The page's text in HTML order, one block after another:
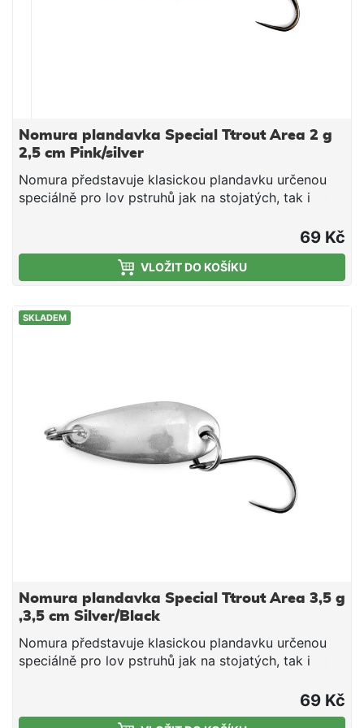
Nomura plandavka Special Ttrout Area 2 g
2,5 cm Pink/silver
Nomura představuje klasickou plandavku určenou
speciálně pro lov pstruhů jak na stojatých, tak i
a perfektně létá i v malých velikostech. Agresivní
pohyb upoutá a přinutí k záběru téměř vše, co se ji
zkříží cestu! Barevná paleta je připravena tak, aby si
rybář mohl vždy vybrast správný model v daných
je jednoháček bez protihrotu pro bezpečí ryb!
69 Kč
VLOŽIT DO KOŠÍKU
SKLADEM
Nomura plandavka Special Ttrout Area 3,5 g
,3,5 cm Silver/Black
Nomura představuje klasickou plandavku určenou
speciálně pro lov pstruhů jak na stojatých, tak i
a perfektně létá i v malých velikostech. Agresivní
pohyb upoutá a přinutí k záběru téměř vše, co se ji
69 Kč